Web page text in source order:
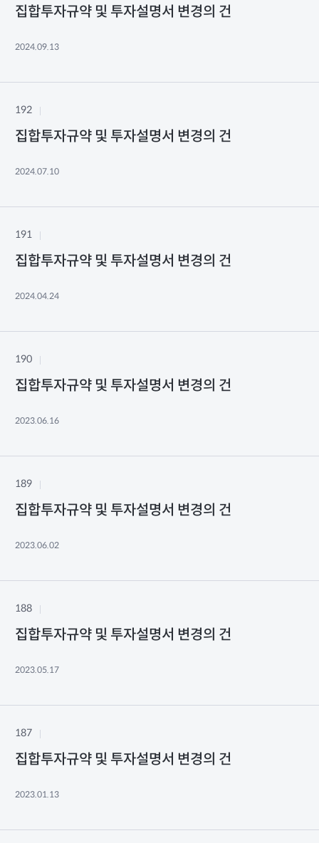
집합투자규약 및 투자설명서 변경의 건
2024.09.13
192
집합투자규약 및 투자설명서 변경의 건
2024.07.10
191
집합투자규약 및 투자설명서 변경의 건
2024.04.24
190
집합투자규약 및 투자설명서 변경의 건
2023.06.16
189
집합투자규약 및 투자설명서 변경의 건
2023.06.02
188
집합투자규약 및 투자설명서 변경의 건
2023.05.17
187
집합투자규약 및 투자설명서 변경의 건
2023.01.13